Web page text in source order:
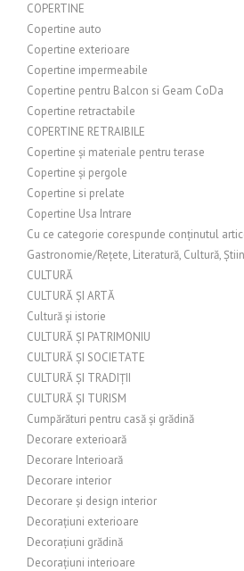
COPERTINE
Copertine auto
Copertine exterioare
Copertine impermeabile
Copertine pentru Balcon si Geam CoDa
Copertine retractabile
COPERTINE RETRAIBILE
Copertine și materiale pentru terase
Copertine și pergole
Copertine si prelate
Copertine Usa Intrare
Cu ce categorie corespunde conținutul
Gastronomie/Rețete, Literatură, Cultură,
CULTURĂ
CULTURĂ ȘI ARTĂ
Cultură și istorie
CULTURĂ ȘI PATRIMONIU
CULTURĂ ȘI SOCIETATE
CULTURĂ ȘI TRADIȚII
CULTURĂ ȘI TURISM
Cumpărături pentru casă și grădină
Decorare exterioară
Decorare Interioară
Decorare interior
Decorare și design interior
Decorațiuni exterioare
Decorațiuni grădină
Decorațiuni interioare